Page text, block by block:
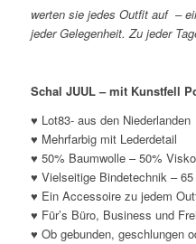
werten sie jedes Outfit auf –
jeder Gelegenheit. Zu jeder
Schal JUUL – mit Kunstfell
♥ Lot83- aus den Niederlanden
♥ Mehrfarbig mit Lederdetail
♥ 50% Baumwolle – 50%
♥ Vielseitige Bindetechnik –
♥ Ein Accessoire zu jedem
♥ Für’s Büro, Business und
♥ Ob gebunden, geschlungen